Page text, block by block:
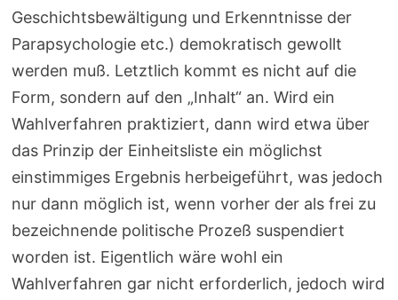
Geschichtsbewältigung und Erkenntnisse der
Parapsychologie etc.) demokratisch gewollt
werden muß. Letztlich kommt es nicht auf die
Form, sondern auf den „Inhalt“ an. Wird ein
Wahlverfahren praktiziert, dann wird etwa über
das Prinzip der Einheitsliste ein möglichst
einstimmiges Ergebnis herbeigeführt, was jedoch
nur dann möglich ist, wenn vorher der als frei zu
bezeichnende politische Prozeß suspendiert
worden ist. Eigentlich wäre wohl ein
Wahlverfahren gar nicht erforderlich, jedoch wird